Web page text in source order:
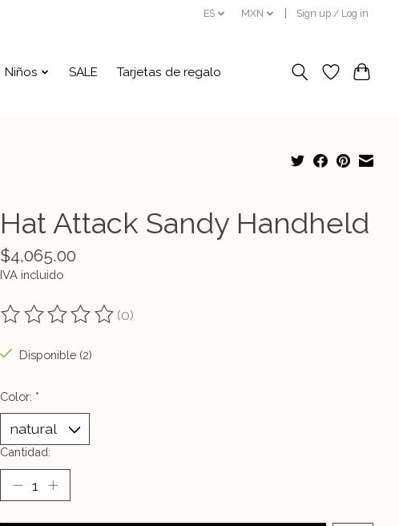
ES MXN Sign up / Log in
Niños SALE Tarjetas de regalo
Hat Attack Sandy Handheld
$4,065.00
IVA incluido
The rating of this product is
(0)
Disponible (2)
Color: *
Cantidad: